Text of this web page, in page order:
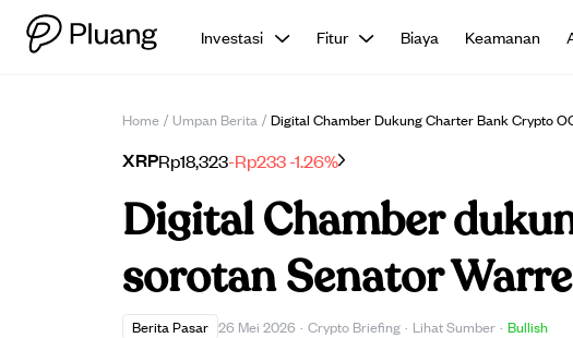
Investasi Fitur Biaya Keamanan
Home / Umpan Berita / Digital Chamber Dukung Charter Bank Crypto
XRPRp18,323-Rp233-1.26%
Digital Chamber
sorotan Senator
Berita Pasar 26 Mei 2026 · Crypto Briefing · Lihat Sumber · Bullish